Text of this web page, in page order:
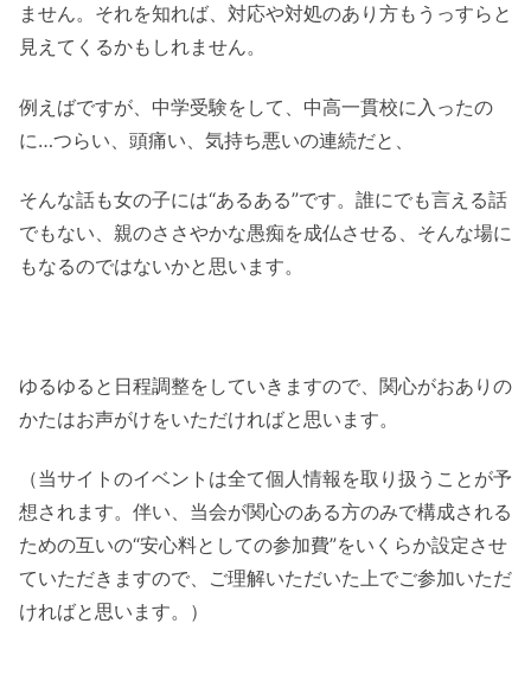
ません。それを知れば、対応や対処のあり方もうっすらと
見えてくるかもしれません。
例えばですが、中学受験をして、中高一貫校に入ったの
に…つらい、頭痛い、気持ち悪いの連続だと、
そんな話も女の子には“あるある”です。誰にでも言える話
でもない、親のささやかな愚痴を成仏させる、そんな場に
もなるのではないかと思います。
ゆるゆると日程調整をしていきますので、関心がおありの
かたはお声がけをいただければと思います。
（当サイトのイベントは全て個人情報を取り扱うことが予
想されます。伴い、当会が関心のある方のみで構成される
ための互いの“安心料としての参加費”をいくらか設定させ
ていただきますので、ご理解いただいた上でご参加いただ
ければと思います。）